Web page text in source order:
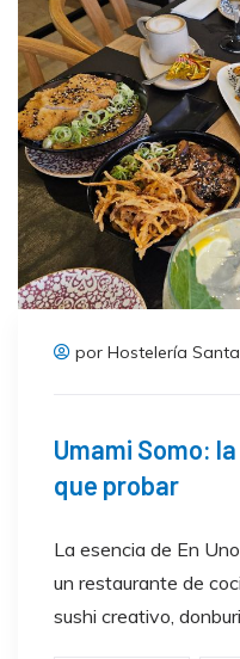
por Hostelería
Umami Somo:
que probar
La esencia de En
un restaurante de
sushi creativo,